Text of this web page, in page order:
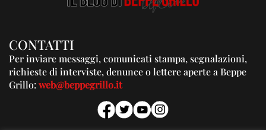
CONTATTI
Per inviare messaggi, comunicati stampa, segnalazioni,
richieste di interviste, denunce o lettere aperte a Beppe
Grillo:web@beppegrillo.it